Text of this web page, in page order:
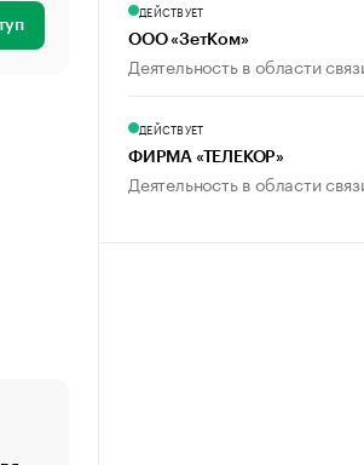
ДЕЙСТВУЕТ
ООО «ЗетКом»
Деятельность в области
ДЕЙСТВУЕТ
ФИРМА «ТЕЛЕКОР»
Деятельность в области